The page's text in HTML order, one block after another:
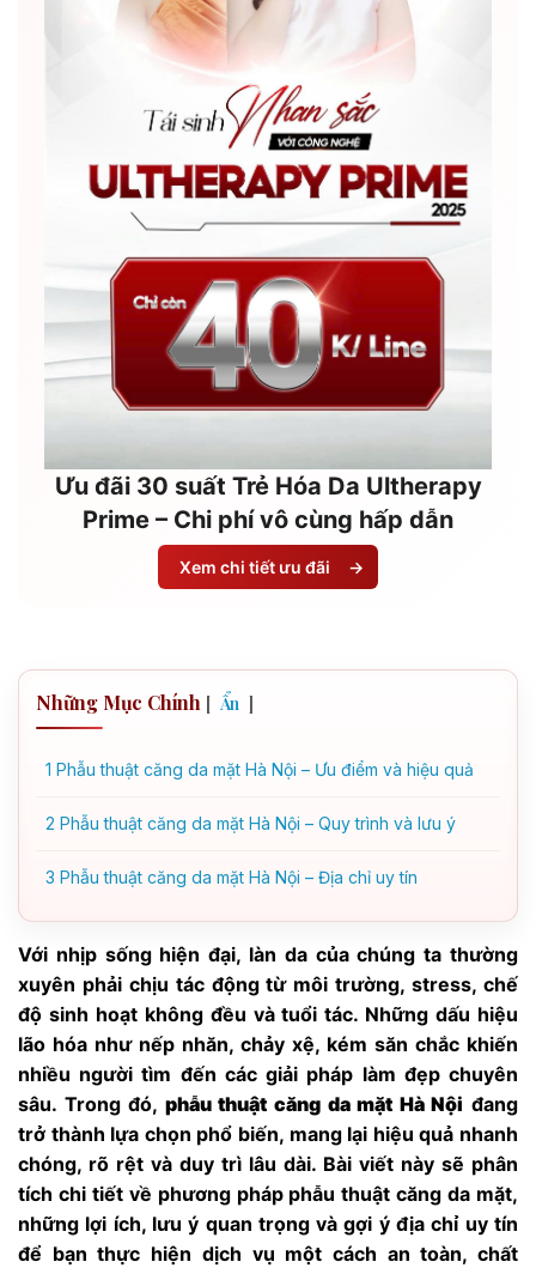
Ưu đãi 30 suất Trẻ Hóa Da Ultherapy
Prime – Chi phí vô cùng hấp dẫn
Xem chi tiết ưu đãi →
Những Mục Chính [ Ẩn ]
1 Phẫu thuật căng da mặt Hà Nội – Ưu điểm và hiệu quả
2 Phẫu thuật căng da mặt Hà Nội – Quy trình và lưu ý
3 Phẫu thuật căng da mặt Hà Nội – Địa chỉ uy tín
Với nhịp sống hiện đại, làn da của chúng ta thường
xuyên phải chịu tác động từ môi trường, stress, chế
độ sinh hoạt không đều và tuổi tác. Những dấu hiệu
lão hóa như nếp nhăn, chảy xệ, kém săn chắc khiến
nhiều người tìm đến các giải pháp làm đẹp chuyên
sâu. Trong đó, phẫu thuật căng da mặt Hà Nội đang
trở thành lựa chọn phổ biến, mang lại hiệu quả nhanh
chóng, rõ rệt và duy trì lâu dài. Bài viết này sẽ phân
tích chi tiết về phương pháp phẫu thuật căng da mặt,
những lợi ích, lưu ý quan trọng và gợi ý địa chỉ uy tín
để bạn thực hiện dịch vụ một cách an toàn, chất